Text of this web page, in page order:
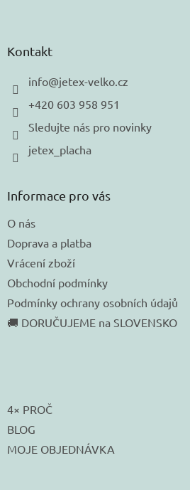
Kontakt
info@jetex-velko.cz
+420 603 958 951
Sledujte nás pro novinky
jetex_placha
Informace pro vás
O nás
Doprava a platba
Vrácení zboží
Obchodní podmínky
Podmínky ochrany osobních údajů
🚚 DORUČUJEME na SLOVENSKO
4× PROČ
BLOG
MOJE OBJEDNÁVKA